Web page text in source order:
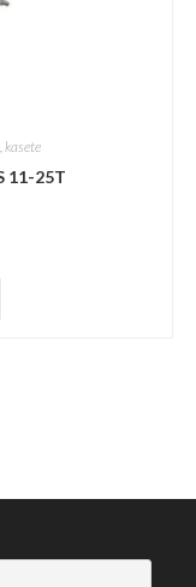
kasete
11-25T